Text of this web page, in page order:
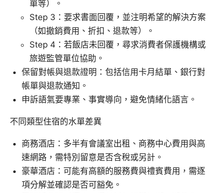
單等）。
Step 3：要求書面回覆，並注明希望的解決方案
（如撤銷費用、折扣、退款等）。
Step 4：若飯店未回覆，尋求消費者保護機構或
旅遊監管單位協助。
保留對帳與退款證明：包括信用卡月結單、銀行對
帳單與退款通知。
申訴語氣要專業、事實導向，避免情緒化語言。
不同類型住宿的水單差異
商務酒店：多半有會議室出租、商務中心費用與高
速網路，需特別留意是否含稅或另計。
豪華酒店：可能有高額的服務費與禮賓費用，需逐
項分解並確認是否可豁免。